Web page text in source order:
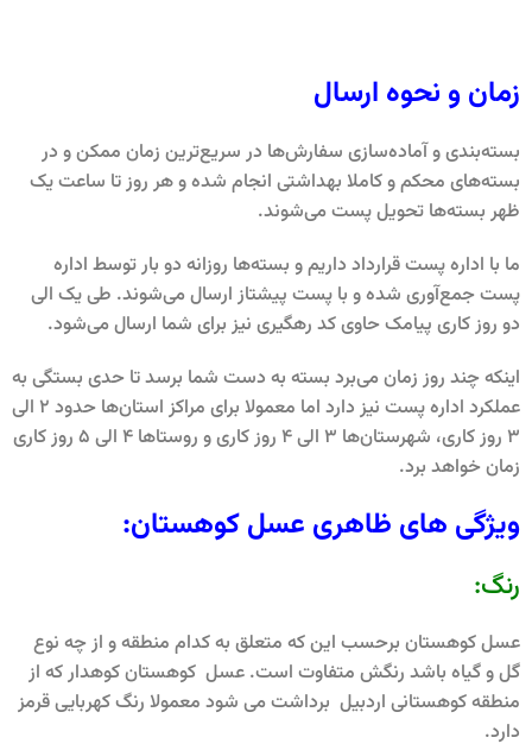
زمان و نحوه ارسال
بسته‌بندی و آماده‌سازی سفارش‌ها در سریع‌ترین زمان ممکن و در
بسته‌های محکم و کاملا بهداشتی انجام شده و هر روز تا ساعت یک
ظهر بسته‌ها تحویل پست می‌شوند.
ما با اداره پست قرارداد داریم و بسته‌ها روزانه دو بار توسط اداره
پست جمع‌آوری شده و با پست پیشتاز ارسال می‌شوند. طی یک الی
دو روز کاری پیامک حاوی کد رهگیری نیز برای شما ارسال می‌شود.
اینکه چند روز زمان می‌برد بسته به دست شما برسد تا حدی بستگی به
عملکرد اداره پست نیز دارد اما معمولا برای مراکز استان‌ها حدود 2 الی
3 روز کاری، شهرستان‌ها 3 الی 4 روز کاری و روستاها 4 الی 5 روز کاری
زمان خواهد برد.
ویژگی های ظاهری عسل کوهستان:
رنگ:
عسل کوهستان برحسب این که متعلق به کدام منطقه و از چه نوع
گل و گیاه باشد رنگش متفاوت است. عسل کوهستان کوهدار که از
منطقه کوهستانی اردبیل برداشت می شود معمولا رنگ کهربایی قرمز
دارد.